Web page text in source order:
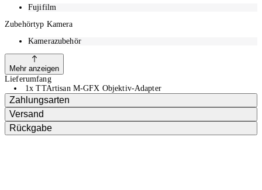
Fujifilm
Zubehörtyp Kamera
Kamerazubehör
Mehr anzeigen
Lieferumfang
1x TTArtisan M-GFX Objektiv-Adapter
Zahlungsarten
Versand
Rückgabe